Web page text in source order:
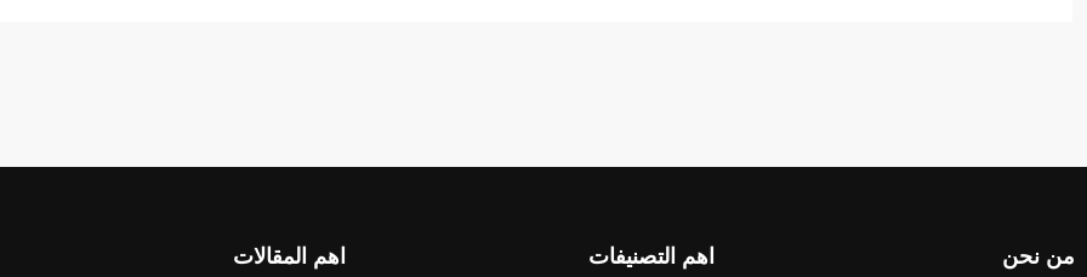
من نحن اهم التصنيفات اهم المقالات